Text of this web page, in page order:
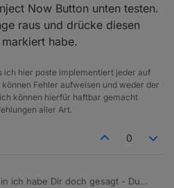
Now Button unten testen.
raus und drücke diesen
habe.
ich hier poste implementiert jeder auf
Fehler aufweisen und weder der
können hierfür haftbar gemacht
aller Art.
0
ich habe Dir doch gesagt - Du